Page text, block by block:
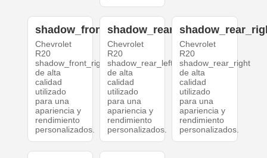
shadow_front_right
Chevrolet
R20
shadow_front_right
de alta
calidad
utilizado
para una
apariencia y
rendimiento
personalizados.
shadow_rear_left
Chevrolet
R20
shadow_rear_left
de alta
calidad
utilizado
para una
apariencia y
rendimiento
personalizados.
Chevrolet
R20
shadow_rear_right
de alta
calidad
utilizado
para una
apariencia y
rendimiento
personalizados.